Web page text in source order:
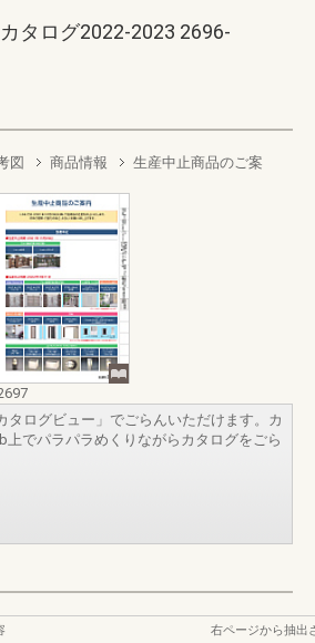
タログ2022-2023 2696-
図 商品情報
生産中止商品のご案
タログビュー」でごらんいただけます。カ
上でパラパラめくりながらカタログをごら
右ページから抽出